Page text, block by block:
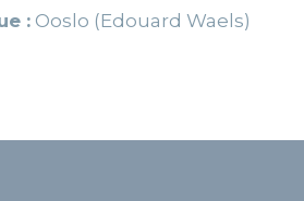
: Ooslo (Edouard Waels)